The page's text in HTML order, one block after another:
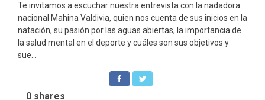
Te invitamos a escuchar nuestra entrevista con la nadadora
nacional Mahina Valdivia, quien nos cuenta de sus inicios en la
natación, su pasión por las aguas abiertas, la importancia de
la salud mental en el deporte y cuáles son sus objetivos y
sue...
0 shares